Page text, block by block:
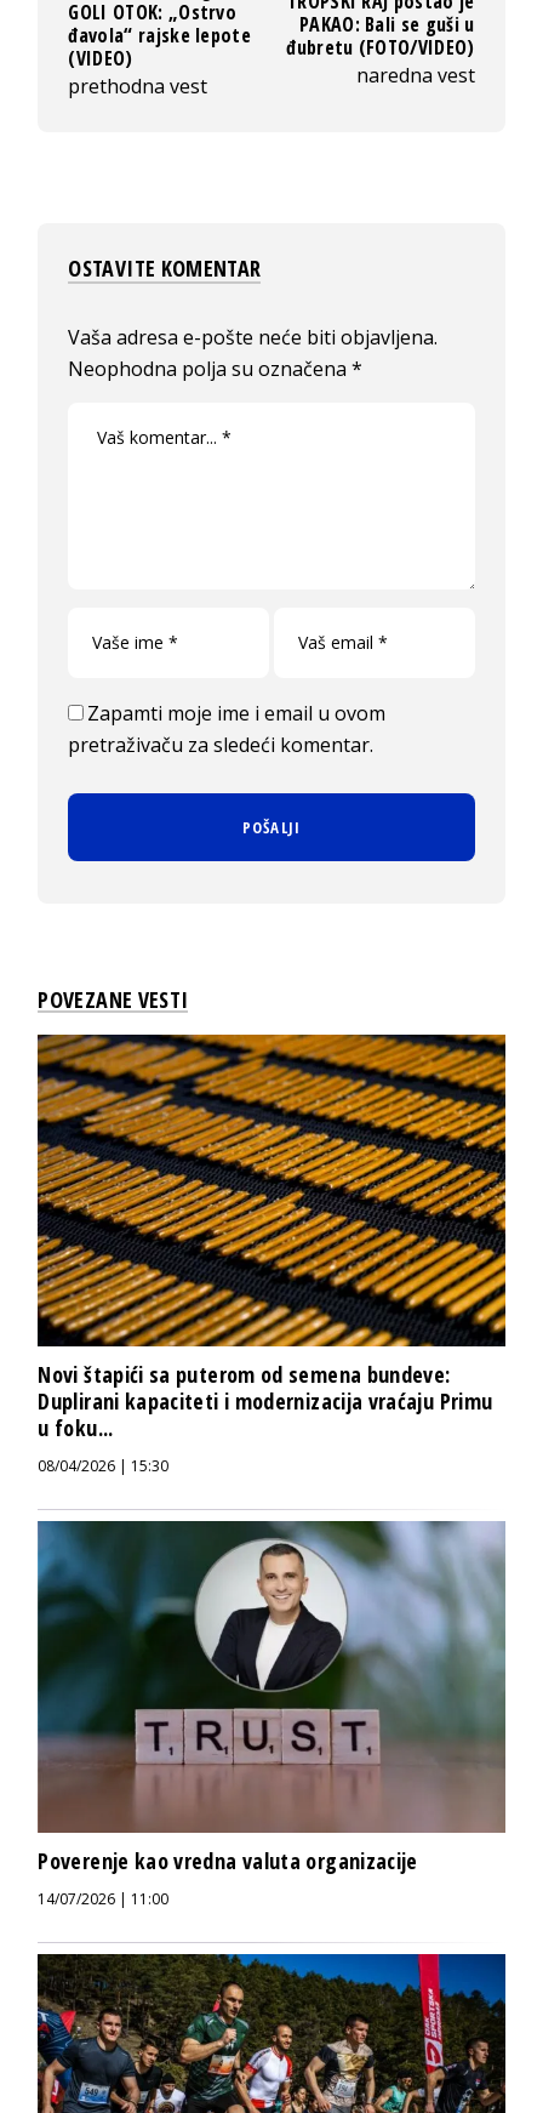
GOLI OTOK: „Ostrvo
đavola“ rajske lepote
(VIDEO)
prethodna vest
PAKAO: Bali se guši u
đubretu (FOTO/VIDEO)
naredna vest
OSTAVITE KOMENTAR
Vaša adresa e-pošte neće biti objavljena.
Neophodna polja su označena*
Zapamti moje ime i email u ovom
pretraživaču za sledeći komentar.
POVEZANE VESTI
Novi štapići sa puterom od semena bundeve:
Duplirani kapaciteti i modernizacija vraćaju Primu
u foku...
08/04/2026 | 15:30
Poverenje kao vredna valuta organizacije
14/07/2026 | 11:00